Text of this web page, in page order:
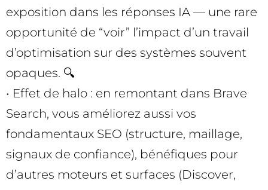
exposition dans les réponses IA — une rare
opportunité de “voir” l’impact d’un travail
d’optimisation sur des systèmes souvent
opaques. 🔍
• Effet de halo : en remontant dans Brave
Search, vous améliorez aussi vos
fondamentaux SEO (structure, maillage,
signaux de confiance), bénéfiques pour
d’autres moteurs et surfaces (Discover,